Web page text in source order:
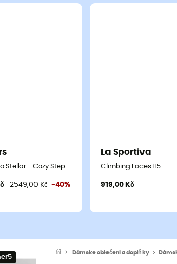
Stellar - Cozy Step - Dámské boty
2549,00 Kč -40%
La Sportiva
Climbing Laces 115
919,00 Kč
Dámske oblečeni a doplňky